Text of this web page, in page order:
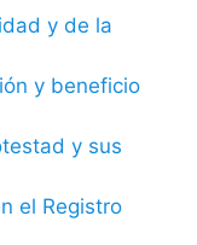
y de la
y beneficio
y sus
el Registro